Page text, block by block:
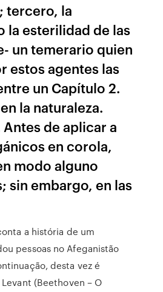
tercero, la
la esterilidad de las
un temerario quien
estos agentes las
un Capítulo 2.
la naturaleza.
de aplicar a
en corola,
modo alguno
sin embargo, en las
a história de um
pessoas no Afeganistão
desta vez é
(Beethoven – O